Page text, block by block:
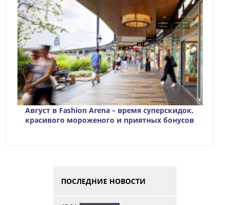
Август в Fashion Arena – время суперскидок,
красивого мороженого и приятных бонусов
ПОСЛЕДНИЕ НОВОСТИ